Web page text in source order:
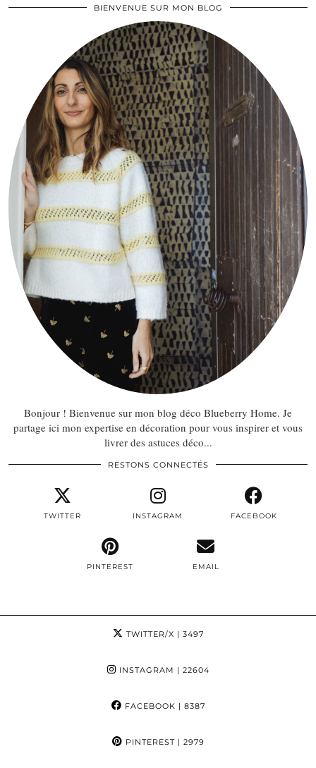
BIENVENUE SUR MON BLOG
Bonjour ! Bienvenue sur mon blog déco Blueberry Home. Je
partage ici mon expertise en décoration pour vous inspirer et vous
livrer des astuces déco...
RESTONS CONNECTÉS
TWITTER INSTAGRAM FACEBOOK
PINTEREST EMAIL
TWITTER/X | 3497
INSTAGRAM | 22604
FACEBOOK | 8387
PINTEREST| 2979